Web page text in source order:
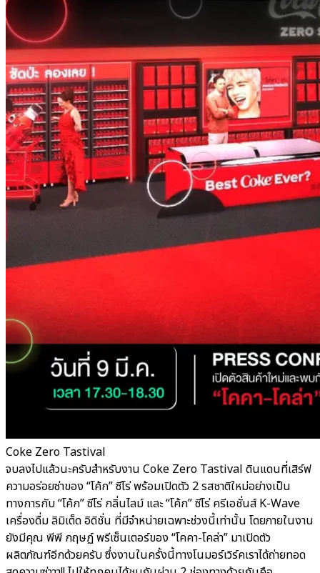
Coke Zero Tastival
จบลงไปแล้วนะครับสำหรับงาน Coke Zero Tastival ดินแดนที่เสิร์ฟ
ความอร่อยซ่าของ “โค้ก” ซีโร่ พร้อมเปิดตัว 2 รสชาติใหม่อย่างเป็น
ทางการกับ “โค้ก” ซีโร่ กลิ่นไลม์ และ “โค้ก” ซีโร่ ครีเอชั่นส์ K-Wave
เครื่องดื่ม ลิมิเต็ด อิดิชั่น ที่มีจำหน่ายเฉพาะช่วงนี้เท่านั้น โดยภายในงาน
ยังมีคุณ พีพี กฤษฏ์ พรีเซ็นเตอร์ของ “โคคา-โคล่า” มาเปิดตัว
ผลิตภัณฑ์อีกด้วยครับ ซึ่งงานในครั้งนี้ทางโนมอร์เวิร์คเราได้ถ่ายทอด